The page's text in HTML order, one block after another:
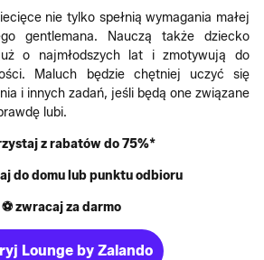
nie tylko spełnią wymagania małej
gentlemana. Nauczą także dziecko
o najmłodszych lat i zmotywują do
Maluch będzie chętniej uczyć się
i innych zadań, jeśli będą one związane
lubi.
z rabatów do 75%*
do domu lub punktu odbioru
⚽ zwracaj za darmo
Lounge by Zalando